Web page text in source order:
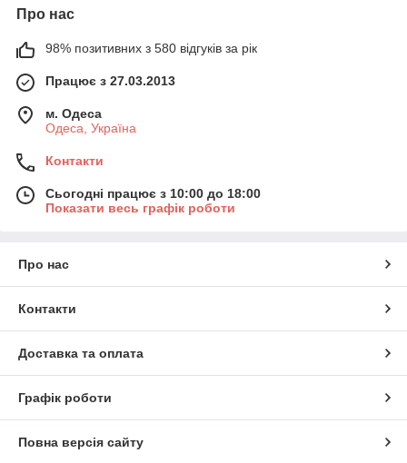
Про нас
98% позитивних з 580 відгуків за рік
Працює з 27.03.2013
м. Одеса
Одеса, Україна
Контакти
Сьогодні працює з 10:00 до 18:00
Показати весь графік роботи
Про нас
Контакти
Доставка та оплата
Графік роботи
Повна версія сайту